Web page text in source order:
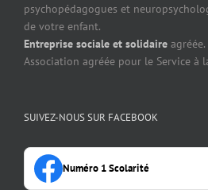
psychopédagogues et
de votre enfant.
Entreprise sociale et solidaire agréée.
Association agréée pour le Service à
SUIVEZ-NOUS SUR FACEBOOK
Numéro 1 Scolarité